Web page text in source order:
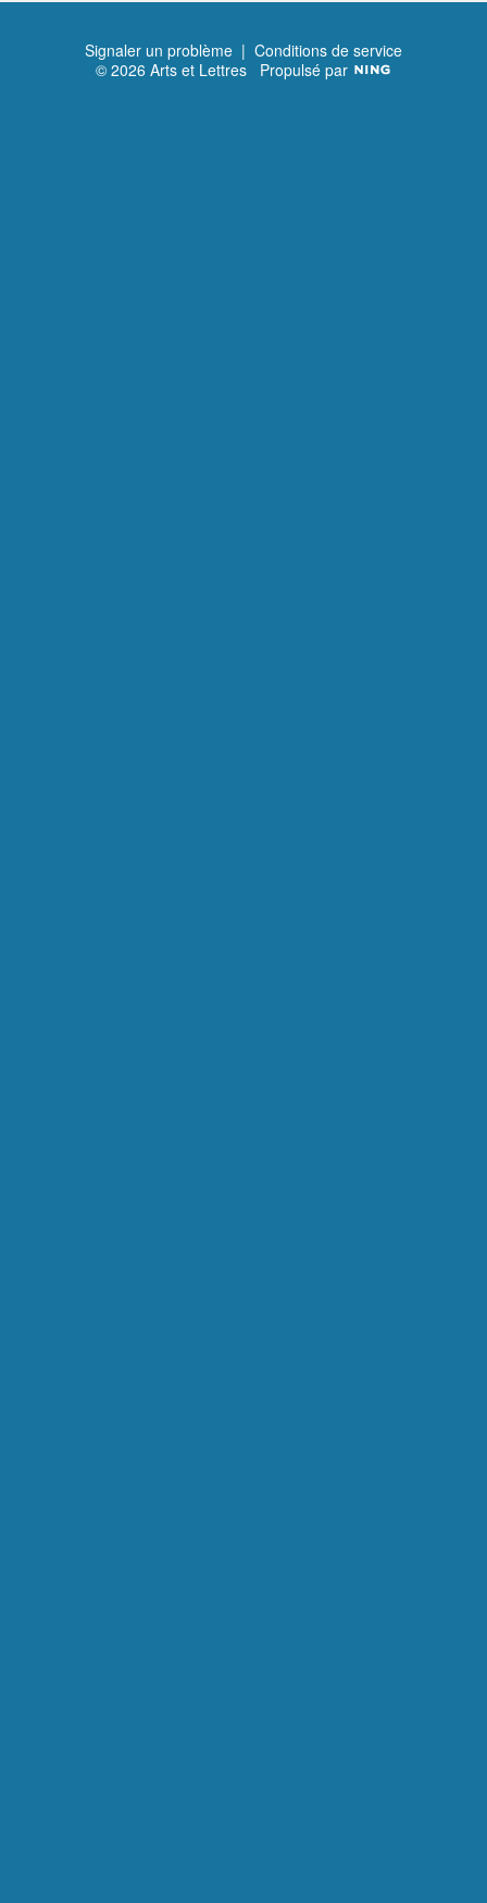
Signaler un problème | Conditions de service
© 2026 Arts et Lettres Propulsé par